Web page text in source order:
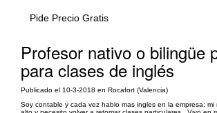
Pide Precio Gratis
Profesor nativo o bilingüe
para clases de inglés
Publicado el 10-3-2018 en Rocafort (Valencia)
Soy contable y cada vez hablo mas ingles en la empresa; mi